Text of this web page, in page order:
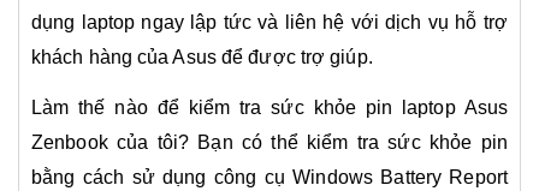
dụng laptop ngay lập tức và liên hệ với dịch vụ hỗ trợ
khách hàng của Asus để được trợ giúp.
Làm thế nào để kiểm tra sức khỏe pin laptop Asus
Zenbook của tôi? Bạn có thể kiểm tra sức khỏe pin
bằng cách sử dụng công cụ Windows Battery Report